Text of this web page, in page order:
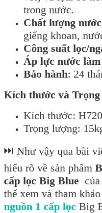
trong nước.
Chất lượng
giếng khoan,
Công suất lọc/
Áp lực nước
Bảo hành: 24
Kích thước và
Kích thước:
Trọng lượng:
⏭️ Như vậy qua bài
hiểu rõ về sản phẩm
cấp lọc Big Blue của
thể xem và tham
nguồn 1 cấp lọc Big